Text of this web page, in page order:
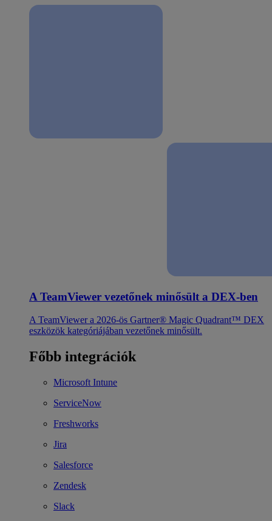
A TeamViewer vezetőnek minősült a DEX-ben
A TeamViewer a 2026-ös Gartner® Magic Quadrant™ DEX
eszközök kategóriájában vezetőnek minősült.
Főbb integrációk
Microsoft Intune
ServiceNow
Freshworks
Jira
Salesforce
Zendesk
Slack